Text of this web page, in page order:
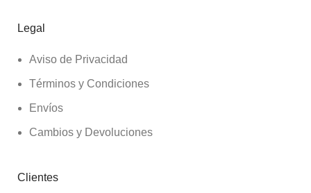
Legal
Aviso de Privacidad
Términos y Condiciones
Envíos
Cambios y Devoluciones
Clientes